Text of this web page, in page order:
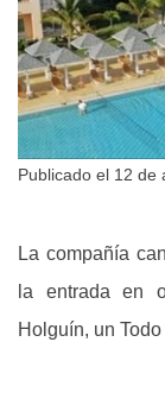
Publicado el 12 de
La compañía
la entrada en
Holguín, un